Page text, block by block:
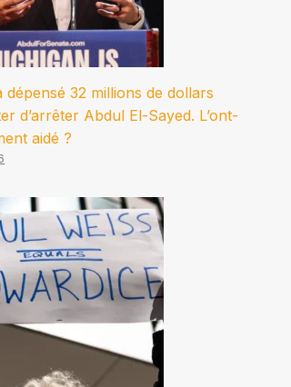
dépensé 32 millions de dollars
d’arrêter Abdul El-Sayed. L’ont-
aidé ?